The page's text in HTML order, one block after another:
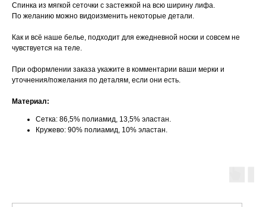
Спинка из мягкой сеточки с застежкой на всю ширину лифа.
По желанию можно видоизменить некоторые детали.
Как и всё наше белье, подходит для ежедневной носки и совсем не
чувствуется на теле.
При оформлении заказа укажите в комментарии ваши мерки и
уточнения/пожелания по деталям, если они есть.
Материал:
Сетка: 86,5% полиамид, 13,5% эластан.
Кружево: 90% полиамид, 10% эластан.